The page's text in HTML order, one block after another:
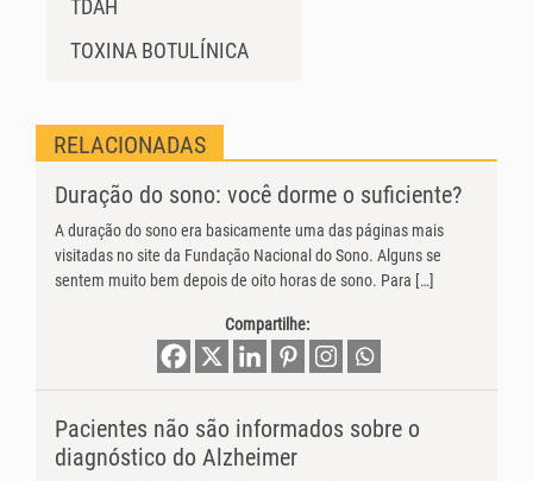
TDAH
TOXINA BOTULÍNICA
RELACIONADAS
Duração do sono: você dorme o suficiente?
A duração do sono era basicamente uma das páginas mais
visitadas no site da Fundação Nacional do Sono. Alguns se
sentem muito bem depois de oito horas de sono. Para […]
Compartilhe:
Pacientes não são informados sobre o
diagnóstico do Alzheimer